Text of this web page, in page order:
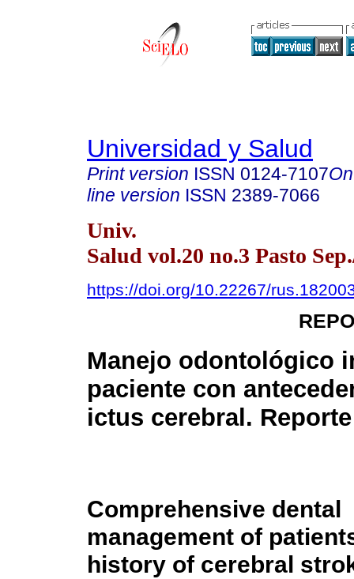
Universidad y Salud
Print version ISSN 0124-7107
line version ISSN 2389-7066
Univ.
Salud vol.20 no.3 Pasto
https://doi.org/10.22267/
Manejo odontológico
paciente con
ictus cerebral.
Comprehensive dental
management of
history of cerebral